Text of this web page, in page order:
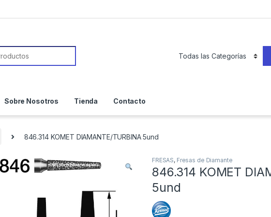
Sobre Nosotros Tienda Contacto
846.314 KOMET DIAMANTE/TURBINA 5und
FRESAS, Fresas de Diamante
846.314 KOMET
5und